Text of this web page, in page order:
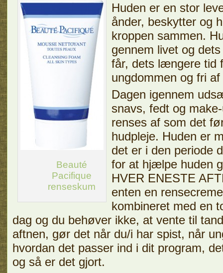
Beauté
Pacifique
renseskum
Huden er en stor
ånder, beskytter og
kroppen sammen.
gennem livet og
får, dets længere tid
ungdommen og fri
Dagen igennem
snavs, fedt og
renses af som det
hudpleje. Huden er
det er i den periode
for at hjælpe huden
HVER ENESTE
enten en
kombineret med en
dag og du behøver ikke, at vente til
aftnen, gør det når du/i har spist, når
hvordan det passer ind i dit program,
og så er det gjort.